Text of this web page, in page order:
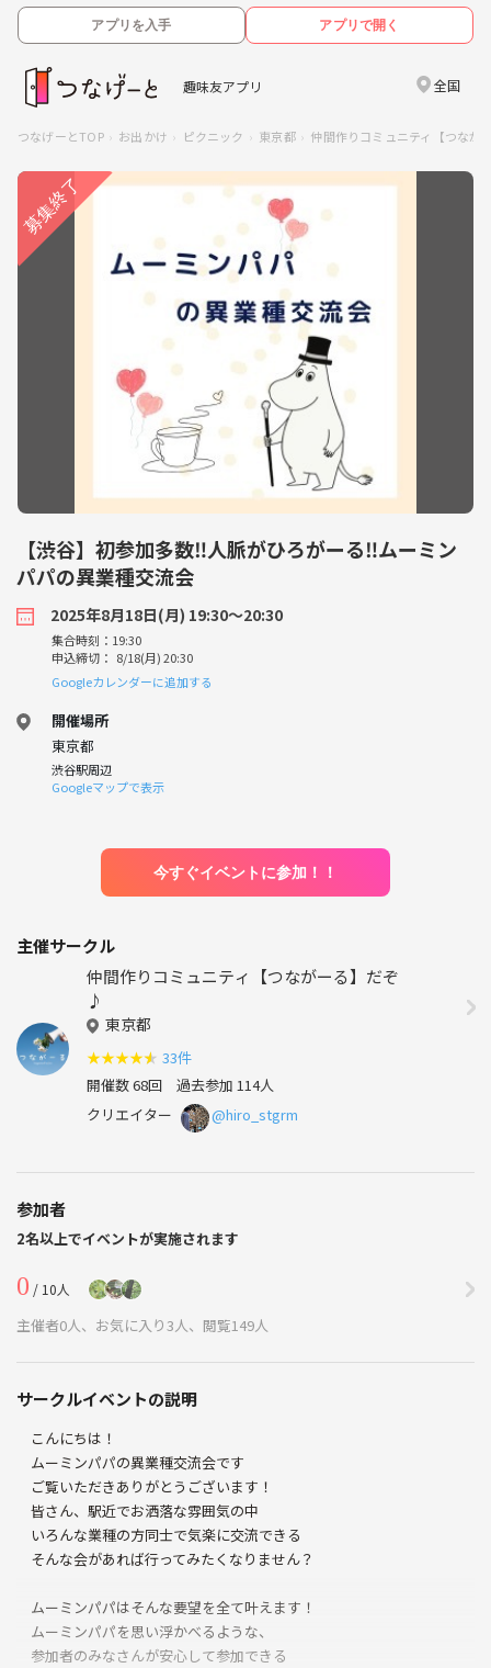
アプリを入手 アプリで開く
趣味友アプリ 全国
つなげーとTOP お出かけ ピクニック 東京都 仲間作りコミュニティ【つなが
【渋谷】初参加多数‼人脈がひろがーる‼ムーミン
パパの異業種交流会
2025年8月18日(月) 19:30〜20:30
集合時刻：19:30
申込締切： 8/18(月) 20:30
Googleカレンダーに追加する
開催場所
東京都
渋谷駅周辺
Googleマップで表示
今すぐイベントに参加！！
主催サークル
仲間作りコミュニティ【つながーる】だぞ
♪
東京都
★★★★★ 33件
開催数 68回 過去参加 114人
クリエイター
@hiro_stgrm
参加者
2名以上でイベントが実施されます
0 / 10人
主催者0人、お気に入り3人、閲覧149人
サークルイベントの説明
こんにちは！
ムーミンパパの異業種交流会です
ご覧いただきありがとうございます！
皆さん、駅近でお洒落な雰囲気の中
いろんな業種の方同士で気楽に交流できる
そんな会があれば行ってみたくなりません？
ムーミンパパはそんな要望を全て叶えます！
ムーミンパパを思い浮かべるような、
参加者のみなさんが安心して参加できる